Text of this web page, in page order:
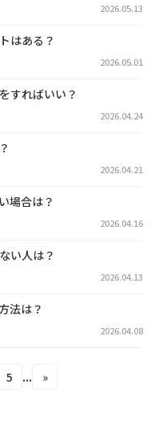
2026.05.13
はある？
2026.05.01
すればいい？
2026.04.24
2026.04.21
場合は？
2026.04.16
い人は？
2026.04.13
法は？
2026.04.08
5 ... »